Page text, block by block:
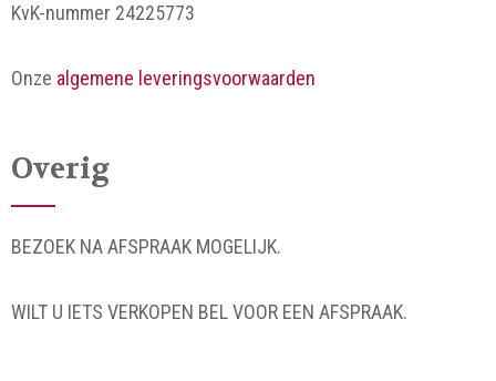
KvK-nummer 24225773
Onze algemene leveringsvoorwaarden
Overig
BEZOEK NA AFSPRAAK MOGELIJK.
WILT U IETS VERKOPEN BEL VOOR EEN AFSPRAAK.